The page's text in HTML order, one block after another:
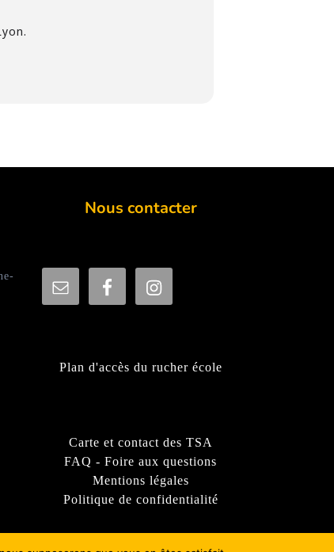
Nous contacter
Plan d'accès du rucher école
Carte et contact des TSA
FAQ - Foire aux questions
Mentions légales
Politique de confidentialité